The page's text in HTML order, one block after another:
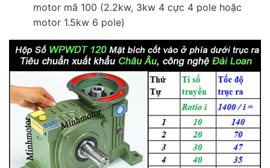
motor mã 100 (2.2kw, 3kw 4 cực 4 pole hoặc
motor 1.5kw 6 pole)